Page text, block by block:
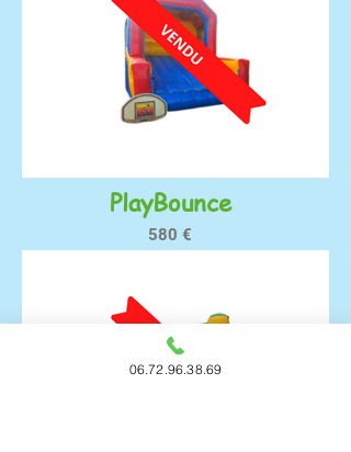
PlayBounce
580 €
06.72.96.38.69